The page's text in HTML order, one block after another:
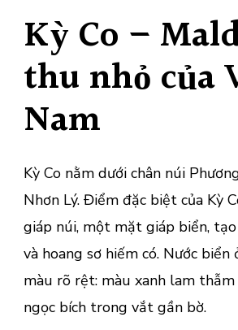
Kỳ Co –
thu nhỏ của
Nam
Kỳ Co nằm dưới chân núi
Nhơn Lý. Điểm đặc biệt của Kỳ
giáp núi, một mặt giáp biển,
và hoang sơ hiếm có. Nước biển
màu rõ rệt: màu xanh lam thẫm
ngọc bích trong vắt gần bờ.